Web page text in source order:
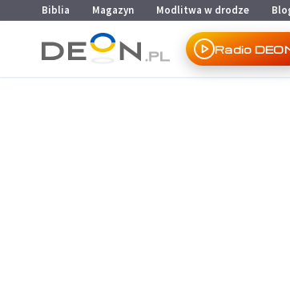
Przejdź do menu głównego
Przejdź do treści
Biblia Magazyn Modlitwa w drodze
Radio